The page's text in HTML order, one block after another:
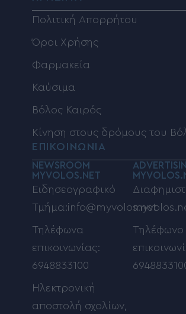
Πολιτική Απορρήτου
Όροι Χρήσης
Φαρμακεία
Καύσιμα
Βόλος Καιρός
Κίνηση στους δρόμους του
ΕΠΙΚΟΙΝΩΝΙΑ
NEWSROOM
MYVOLOS.NET
Ειδησεογραφικό
Τμήμα:info@myvolos.net
Τηλέφωνα
επικοινωνίας:
6948833100
Ηλεκτρονική
αποστολή σχολίων,
Τηλέφωνο